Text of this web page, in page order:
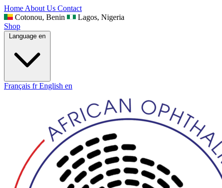
Home About Us Contact
Cotonou, Benin
Lagos, Nigeria
Shop
Language en
Français fr English en